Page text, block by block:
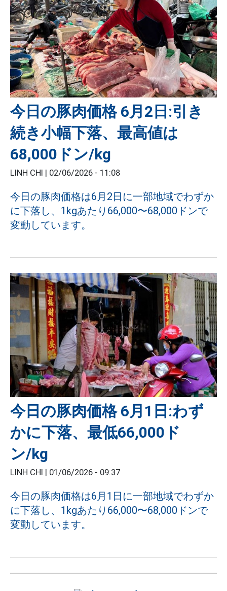
今日の豚肉価格 6月2日:引き
続き小幅下落、最高値は
68,000ドン/kg
LINH CHI | 02/06/2026 - 11:08
今日の豚肉価格は6月2日に一部地域でわずか
に下落し、1kgあたり66,000〜68,000ドンで
変動しています。
今日の豚肉価格 6月1日:わず
かに下落、最低66,000ド
ン/kg
LINH CHI | 01/06/2026 - 09:37
今日の豚肉価格は6月1日に一部地域でわずか
に下落し、1kgあたり66,000〜68,000ドンで
変動しています。